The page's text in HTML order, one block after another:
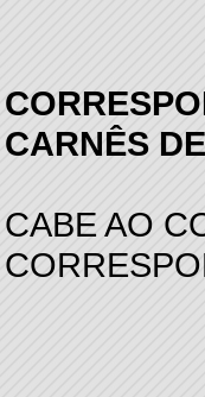
CARNÊS
CABE AO